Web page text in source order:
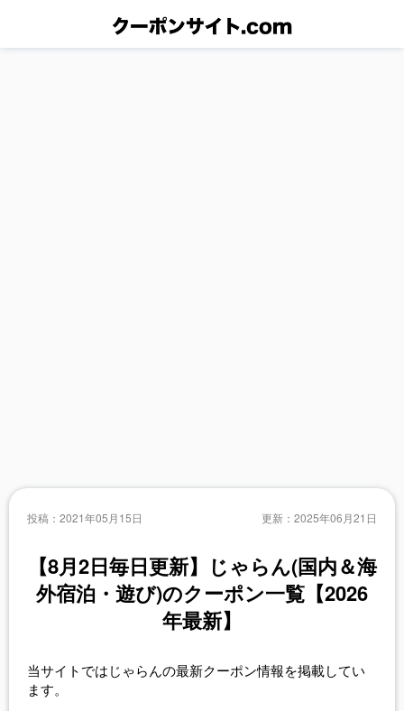
投稿： 2021年05月15日 更新： 2025年06月21日
【8月2日毎日更新】じゃらん(国内＆海
外宿泊・遊び)のクーポン一覧【2026
年最新】
当サイトではじゃらんの最新クーポン情報を掲載してい
ます。